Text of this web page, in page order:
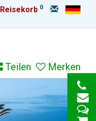
Reisekorb 0
Merken
Teilen